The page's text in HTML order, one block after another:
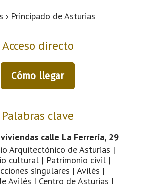
› Principado de Asturias
Acceso directo
Cómo llegar
Palabras clave
calle La Ferrería, 29
Arquitectónico de Asturias |
cultural | Patrimonio civil |
singulares | Avilés |
Avilés | Centro de Asturias |